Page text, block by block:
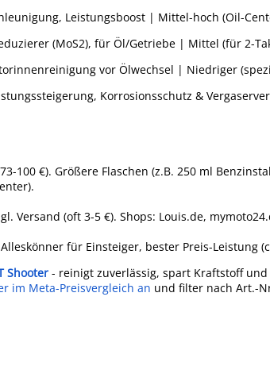
Leistungsboost | Mittel-hoch (Oil-
(MoS2), für Öl/Getriebe | Mittel (für 2-
vor Ölwechsel | Niedriger
Korrosionsschutz &
100 €). Größere Flaschen (z.B. 250 ml
Versand (oft 3-5 €). Shops: Louis.de,
für Einsteiger, bester Preis-Leistung
Shooter - reinigt zuverlässig, spart Kraftstoff
im Meta-Preisvergleich an und filter nach Art.-